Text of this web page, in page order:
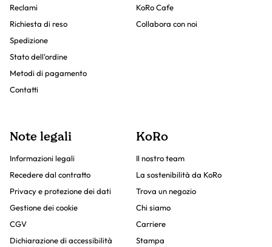
Reclami
Richiesta di reso
Spedizione
Stato dell'ordine
Metodi di pagamento
Contatti
KoRo Cafe
Collabora con noi
Note legali
Informazioni legali
Recedere dal contratto
Privacy e protezione dei dati
Gestione dei cookie
CGV
Dichiarazione di accessibilità
KoRo
Il nostro team
La sostenibilità da KoRo
Trova un negozio
Chi siamo
Carriere
Stampa